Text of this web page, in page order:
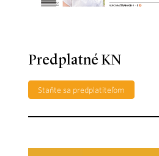
Predplatné KN
Staňte sa predplatiteľom